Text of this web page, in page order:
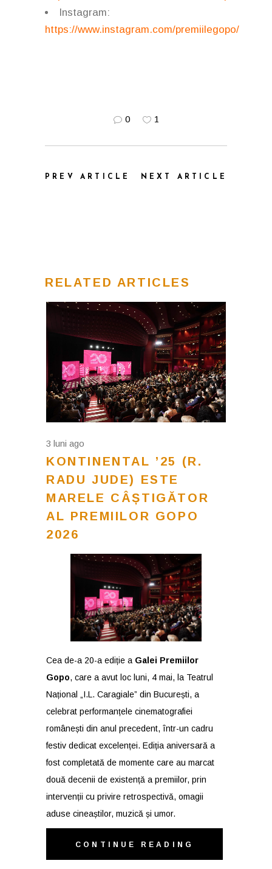
Instagram:
https://www.instagram.com/premiilegopo/
0 1
PREV ARTICLE NEXT ARTICLE
RELATED ARTICLES
3 luni ago
KONTINENTAL ’25 (R.
RADU JUDE) ESTE
MARELE CÂȘTIGĂTOR
AL PREMIILOR GOPO
2026
Cea de-a 20-a ediție a Galei Premiilor
Gopo, care a avut loc luni, 4 mai, la Teatrul
Național „I.L. Caragiale” din București, a
celebrat performanțele cinematografiei
românești din anul precedent, într-un cadru
festiv dedicat excelenței. Ediția aniversară a
fost completată de momente care au marcat
două decenii de existență a premiilor, prin
intervenții cu privire retrospectivă, omagii
aduse cineaștilor, muzică și umor.
CONTINUE READING